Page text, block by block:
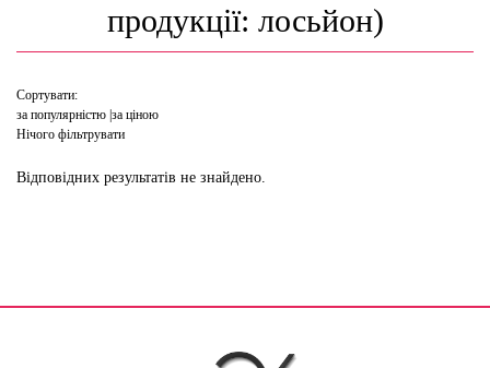
продукції: лосьйон)
Сортувати:
за популярністю за ціною
Нічого фільтрувати
Відповідних результатів не знайдено.